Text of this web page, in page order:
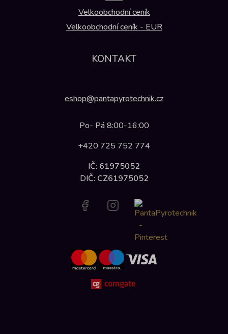
Velkoobchodní ceník
Velkoobchodní ceník - EUR
KONTAKT
eshop@pantapyrotechnik.cz
Po- Pá 8:00-16:00
+420 725 752 774
IČ: 61975052
DIČ: CZ61975052